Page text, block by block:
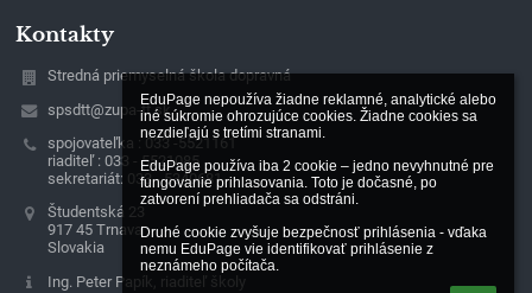
EduPage nepoužíva žiadne reklamné, analytické alebo
iné súkromie ohrozujúce cookies. Žiadne cookies sa
nezdieľajú s tretími stranami.
EduPage používa iba 2 cookie – jedno nevyhnutné pre
fungovanie prihlasovania. Toto je dočasné, po
zatvorení prehliadača sa odstráni.
Druhé cookie zvyšuje bezpečnosť prihlásenia - vďaka
nemu EduPage vie identifikovať prihlásenie z
neznámeho počítača.
Kontakty
Stredná priemyselná škola dopravná
spsdtt@zupa-tt.sk
spojovateľka : 033 -5521161
riaditeľ : 033 - 5521085
sekretariát: 033 - 5340681
Študentská 23
917 45 Trnava
Slovakia
Ing. Peter Papík, riaditeľ školy